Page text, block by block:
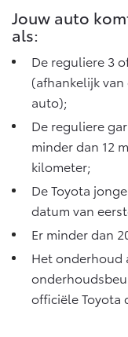
Vanaf € 76.695,-
Proace (excl. BTW)
OOK ALS BATTERIJ-
ELEKTRISCH
Vanaf € 37.500,-
Proace Max (excl.
OOK ALS BATTERIJ-
Jouw auto
als:
De reguliere 3
(afhankelijk
auto);
De reguliere
minder dan 12
kilometer;
De Toyota
datum van
Er minder dan
Het onderhoud
officiële Toyota